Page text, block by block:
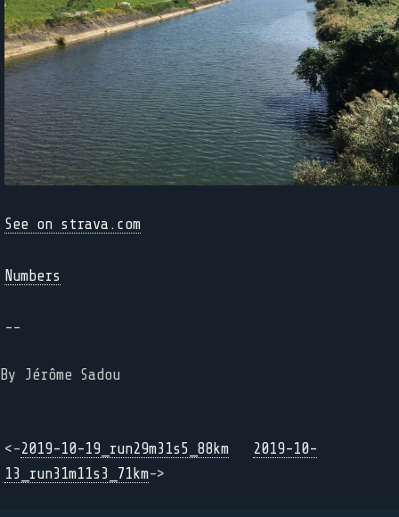
See on strava.com
Numbers
--
By Jérôme Sadou
<-2019-10-19_run29m31s5_88km
2019-10-
13_run31m11s3_71km->